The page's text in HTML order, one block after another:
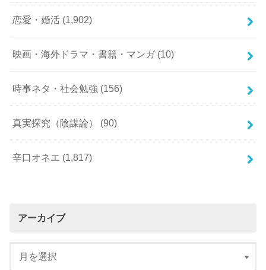
恋愛・婚活 (1,902)
映画・海外ドラマ・書籍・マンガ (10)
時事ネタ・社会勉強 (156)
真実探究（陰謀論） (90)
辛口オネエ (1,817)
アーカイブ